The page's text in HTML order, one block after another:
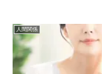
人間関係